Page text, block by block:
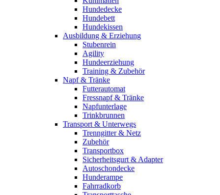
Hundedecke
Hundebett
Hundekissen
Ausbildung & Erziehung
Stubenrein
Agility
Hundeerziehung
Training & Zubehör
Napf & Tränke
Futterautomat
Fressnapf & Tränke
Napfunterlage
Trinkbrunnen
Transport & Unterwegs
Trenngitter & Netz
Zubehör
Transportbox
Sicherheitsgurt & Adapter
Autoschondecke
Hunderampe
Fahrradkorb